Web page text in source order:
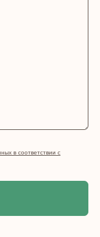
в соответствии с